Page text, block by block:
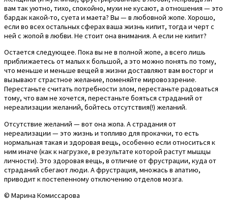
вам так уютно, тихо, спокойно, мухи не кусают, а отношения — это
бардак какой-то, суета и маета? Вы — в любовной жопе. Хорошо,
если во всех остальных сферах ваша жизнь кипит, тогда и черт с
ней с жопой в любви. Не стоит она внимания. А если не кипит?
Остается следующее. Пока вы не в полной жопе, а всего лишь
приближаетесь от малых к большой, а это можно понять по тому,
что меньше и меньше вещей в жизни доставляют вам восторг и
вызывают страстное желание, поменяйте мировоззрение.
Перестаньте считать потребности злом, перестаньте радоваться
тому, что вам не хочется, перестаньте бояться страданий от
нереализации желаний, бойтесь отсутствия(!) желаний.
Отсутствие желаний — вот она жопа. А страдания от
нереализации — это жизнь и топливо для прокачки, то есть
нормальная такая и здоровая вещь, особенно если относиться к
ним иначе (как к нагрузке, в результате которой растут мышцы
личности). Это здоровая вещь, в отличие от фрустрации, куда от
страданий сбегают люди. А фрустрация, множась в апатию,
приводит к постепенному отключению отделов мозга.
© Марина Комиссарова